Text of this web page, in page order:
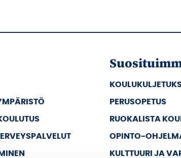
PERUSOPETUS
RUOKALISTA
OPINTO-
KULTTUURI JA